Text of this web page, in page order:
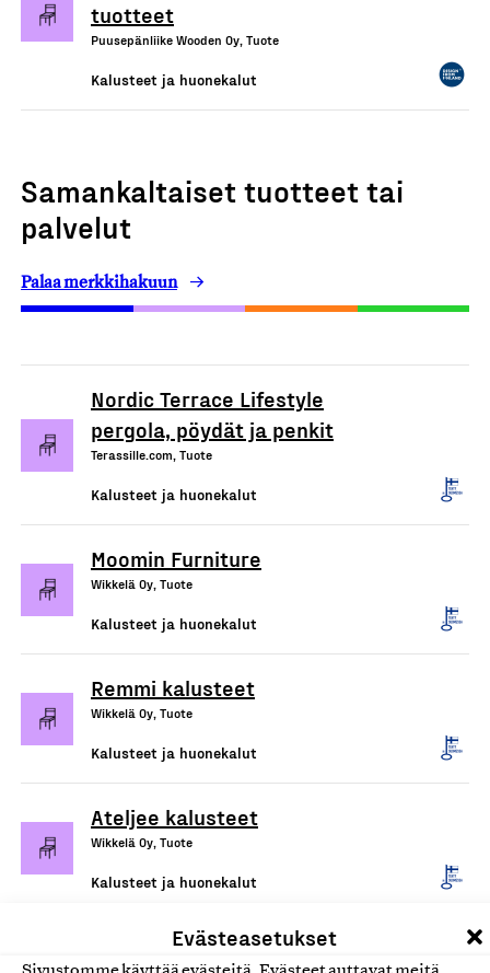
Evästeasetukset
tuotteet
Puusepänliike Wooden Oy, Tuote
Kalusteet ja huonekalut
Samankaltaiset tuotteet tai
palvelut
Palaa merkkihakuun
Nordic Terrace Lifestyle
pergola, pöydät ja penkit
Terassille.com, Tuote
Kalusteet ja huonekalut
Moomin Furniture
Wikkelä Oy, Tuote
Kalusteet ja huonekalut
Remmi kalusteet
Wikkelä Oy, Tuote
Kalusteet ja huonekalut
Ateljee kalusteet
Wikkelä Oy, Tuote
Kalusteet ja huonekalut
Triennale-tuolit